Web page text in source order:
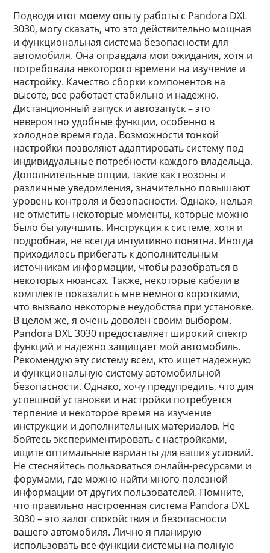
Подводя итог моему опыту работы с Pandora DXL
3030, могу сказать, что это действительно мощная
и функциональная система безопасности для
автомобиля. Она оправдала мои ожидания, хотя и
потребовала некоторого времени на изучение и
настройку. Качество сборки компонентов на
высоте, все работает стабильно и надежно.
Дистанционный запуск и автозапуск – это
невероятно удобные функции, особенно в
холодное время года. Возможности тонкой
настройки позволяют адаптировать систему под
индивидуальные потребности каждого владельца.
Дополнительные опции, такие как геозоны и
различные уведомления, значительно повышают
уровень контроля и безопасности. Однако, нельзя
не отметить некоторые моменты, которые можно
было бы улучшить. Инструкция к системе, хотя и
подробная, не всегда интуитивно понятна. Иногда
приходилось прибегать к дополнительным
источникам информации, чтобы разобраться в
некоторых нюансах. Также, некоторые кабели в
комплекте показались мне немного короткими,
что вызвало некоторые неудобства при установке.
В целом же, я очень доволен своим выбором.
Pandora DXL 3030 предоставляет широкий спектр
функций и надежно защищает мой автомобиль.
Рекомендую эту систему всем, кто ищет надежную
и функциональную систему автомобильной
безопасности. Однако, хочу предупредить, что для
успешной установки и настройки потребуется
терпение и некоторое время на изучение
инструкции и дополнительных материалов. Не
бойтесь экспериментировать с настройками,
ищите оптимальные варианты для ваших условий.
Не стесняйтесь пользоваться онлайн-ресурсами и
форумами, где можно найти много полезной
информации от других пользователей. Помните,
что правильно настроенная система Pandora DXL
3030 – это залог спокойствия и безопасности
вашего автомобиля. Лично я планирую
использовать все функции системы на полную